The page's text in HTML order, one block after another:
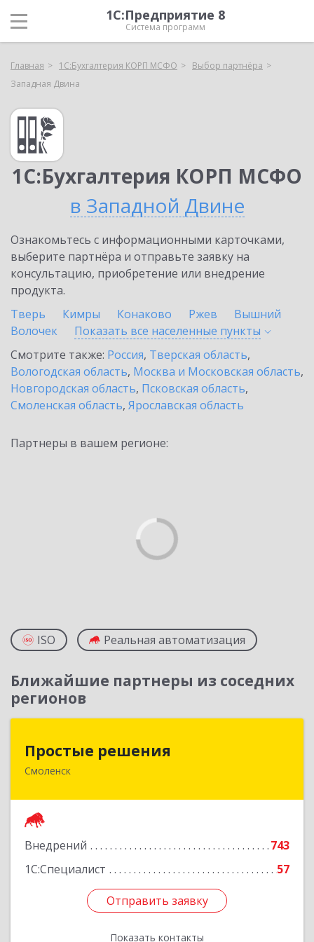
1С:Предприятие 8
Система программ
Главная 1С:Бухгалтерия КОРП МСФО
Выбор партнёра
Западная Двина
1С:Бухгалтерия КОРП МСФО
в Западной Двине
Ознакомьтесь с информационными карточками,
выберите партнёра и отправьте заявку на
консультацию, приобретение или внедрение
продукта.
Тверь
Кимры Конаково Ржев
Вышний
Волочек
Показать все населенные пункты
Смотрите также: Россия, Тверская область,
Вологодская область, Москва и Московская область,
Новгородская область, Псковская область,
Смоленская область, Ярославская область
Партнеры в вашем регионе:
ISO Реальная автоматизация
Ближайшие партнеры из соседних
регионов
Простые решения
Смоленск
Внедрений
743
1С:Специалист
57
Отправить заявку
Показать контакты
214015, Смоленская обл, Смоленск г, Большая
Отправить заявку
Назад